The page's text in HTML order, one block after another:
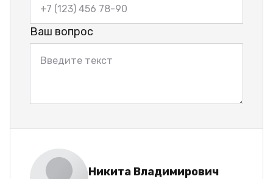
Ваш вопрос
Никита Владимирович